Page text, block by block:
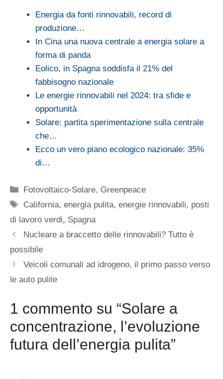
Energia da fonti rinnovabili, record di
produzione…
In Cina una nuova centrale a energia solare a
forma di panda
Eolico, in Spagna soddisfa il 21% del
fabbisogno nazionale
Le energie rinnovabili nel 2024: tra sfide e
opportunità
Solare: partita sperimentazione sulla centrale
che…
Ecco un vero piano ecologico nazionale: 35%
di…
Categorie
Fotovoltaico-Solare, Greenpeace
Tag
California,energia pulita,energie rinnovabili, posti
di lavoro verdi, Spagna
Nucleare a braccetto delle rinnovabili? Tutto è
possibile
Veicoli comunali ad idrogeno, il primo passo verso
le auto pulite
1 commento su “Solare a
concentrazione, l’evoluzione
futura dell’energia pulita”